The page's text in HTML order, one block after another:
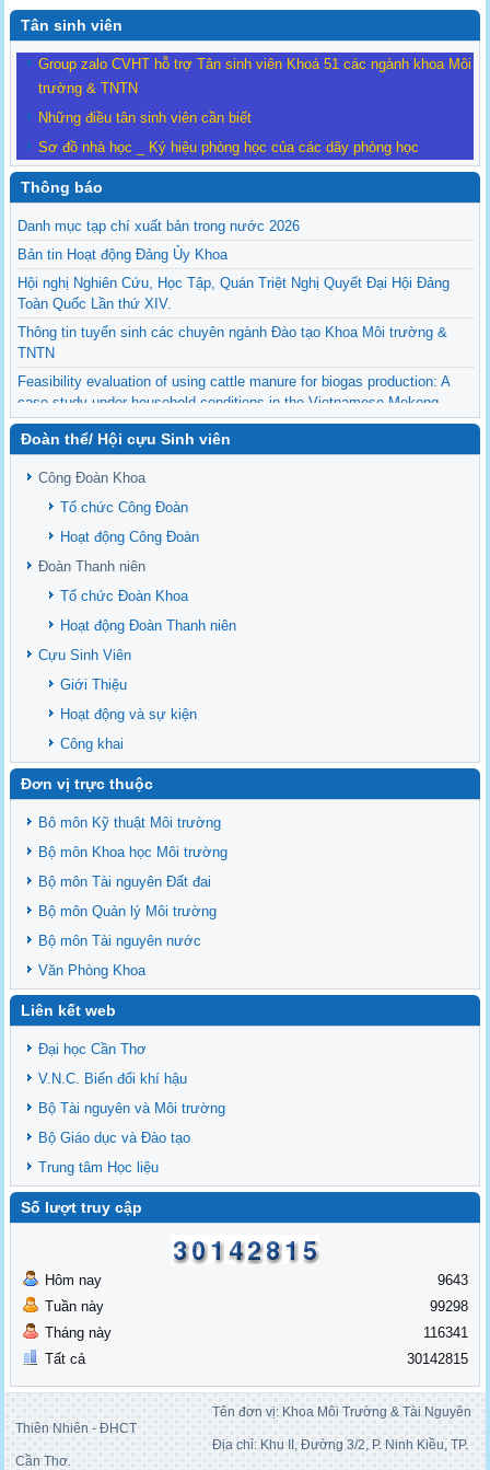
Tân sinh viên
Group zalo CVHT hỗ trợ Tân sinh viên Khoá 51 các ngành khoa Môi
trường & TNTN
Những điều tân sinh viên cần biết
Sơ đồ nhà học _ Ký hiệu phòng học của các dãy phòng học
Thông báo
Danh mục tạp chí xuất bản trong nước 2026
Bản tin Hoạt động Đảng Ủy Khoa
Hội nghị Nghiên Cứu, Học Tập, Quán Triệt Nghị Quyết Đại Hội Đảng
Toàn Quốc Lần thứ XIV.
Thông tin tuyển sinh các chuyên ngành Đào tạo Khoa Môi trường &
TNTN
Feasibility evaluation of using cattle manure for biogas production: A
case study under household conditions in the Vietnamese Mekong
Delta
Sediment properties in flood-based farming systems in the Vietnamese
upstream Mekong Delta
Danh mục tạp chí xuất bản Quốc Tế 2026
Danh Mục các Đề Tài NCKH cấp Tỉnh năm 2024
Văn bản - Quy định
Ban chấp hành Đảng bộ khoa
Đoàn thể/ Hội cựu Sinh viên
Công Đoàn Khoa
Tổ chức Công Đoàn
Hoạt động Công Đoàn
Đoàn Thanh niên
Tổ chức Đoàn Khoa
Hoạt động Đoàn Thanh niên
Cựu Sinh Viên
Giới Thiệu
Hoạt động và sự kiện
Công khai
Đơn vị trực thuộc
Bô môn Kỹ thuật Môi trường
Bộ môn Khoa học Môi trường
Bộ môn Tài nguyên Đất đai
Bộ môn Quản lý Môi trường
Bộ môn Tài nguyên nước
Văn Phòng Khoa
Liên kết web
Đại học Cần Thơ
V.N.C. Biến đổi khí hậu
Bộ Tài nguyên và Môi trường
Bộ Giáo dục và Đào tạo
Trung tâm Học liệu
Số lượt truy cập
Hôm nay
Tuần này
Tháng này
Tất cả
9643
99298
116341
30142815
Tên đơn vị: Khoa Môi Trường & Tài Nguyên
Thiên Nhiên - ĐHCT
Địa chỉ: Khu II, Đường 3/2, P. Ninh Kiều, TP.
Cần Thơ.